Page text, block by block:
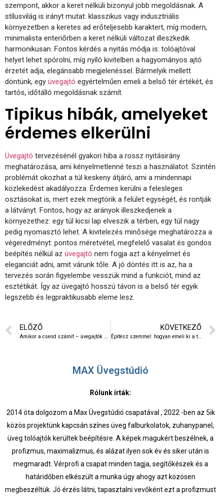
szempont, akkor a keret nélküli bizonyul jobb megoldásnak. A
stílusvilág is irányt mutat: klasszikus vagy indusztriális
környezetben a keretes ad erőteljesebb karaktert, míg modern,
minimalista enteriőrben a keret nélküli változat illeszkedik
harmonikusan. Fontos kérdés a nyitás módja is: tolóajtóval
helyet lehet spórolni, míg nyíló kivitelben a hagyományos ajtó
érzetét adja, elegánsabb megjelenéssel. Bármelyik mellett
döntünk, egy üvegajtó egyértelműen emeli a belső tér értékét, és
tartós, időtálló megoldásnak számít.
Tipikus hibák, amelyeket
érdemes elkerülni
Üvegajtó tervezésénél gyakori hiba a rossz nyitásirány
meghatározása, ami kényelmetlenné teszi a használatot. Szintén
problémát okozhat a túl keskeny átjáró, ami a mindennapi
közlekedést akadályozza. Érdemes kerülni a felesleges
osztásokat is, mert ezek megtörik a felület egységét, és rontják
a látványt. Fontos, hogy az arányok illeszkedjenek a
környezethez: egy túl kicsi lap elveszik a térben, egy túl nagy
pedig nyomasztó lehet. A kivitelezés minősége meghatározza a
végeredményt: pontos méretvétel, megfelelő vasalat és gondos
beépítés nélkül az üvegajtó nem fogja azt a kényelmet és
eleganciát adni, amit várunk tőle. A jó döntés itt is az, ha a
tervezés során figyelembe vesszük mind a funkciót, mind az
esztétikát. Így az üvegajtó hosszú távon is a belső tér egyik
legszebb és legpraktikusabb eleme lesz.
ELŐZŐ
Amikor a csend számít – üvegajtók hangszigetelési képességei
KÖVETKEZŐ
Építész szemmel: hogyan emeli ki a tér arányait egy jól megtervezett üvegkorlát
MAX Üvegstúdió
Rólunk írták:
2014 óta dolgozom a Max Üvegstúdió csapatával , 2022 -ben az 5ik
közös projektünk kapcsán színes üveg falburkolatok, zuhanypanel,
üveg tolóajtók kerültek beépítésre. A képek magukért beszélnek, a
profizmus, maximalizmus, és alázat ilyen sok év és siker után is
megmaradt. Vérprofi a csapat minden tagja, segítőkészek és a
határidőben elkészült a munka úgy ahogy azt közösen
megbeszéltük. Jó érzés látni, tapasztalni vevőként ezt a profizmust